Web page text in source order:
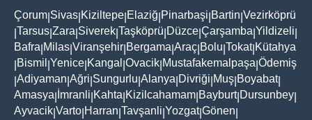
Çorum Sivas Kiziltepe Elaziğ Pinarbaşi Bartin Vezirköprü
Tarsus Zara Siverek Taşköprü Düzce Çarşamba Yildizeli
Bafra Milas Viranşehir Bergama Araç Bolu Tokat| Kütahya
Bismil Yenice Kangal Ovacik Mustafakemalpaşa Ödemiş
Adiyaman Ağri Sungurlu Alanya Divriği Muş Boyabat|
Amasya İmranli Kahta Kizilcahamam Bayburt| Dursunbey
Ayvacik Varto Harran Tavşanli Yozgat|Gönen